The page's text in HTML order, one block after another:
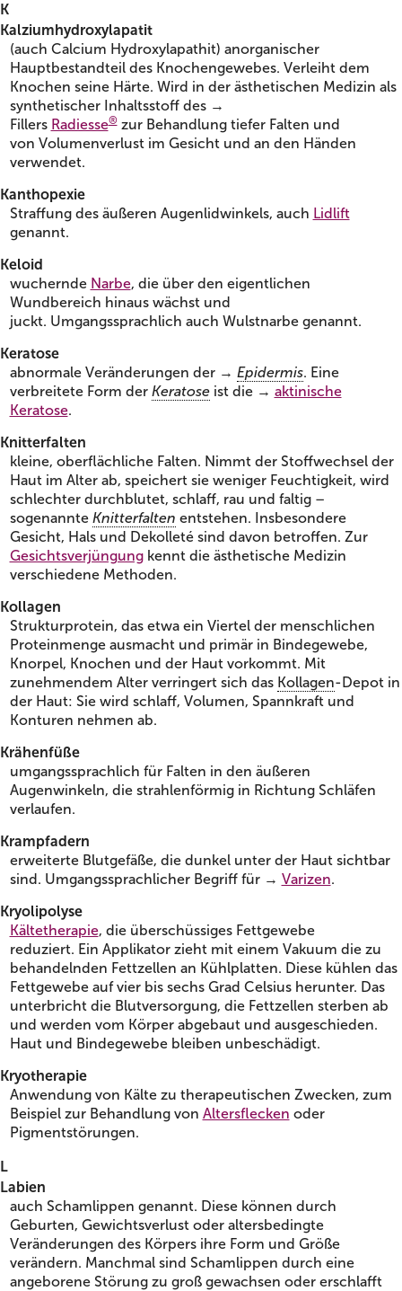
K
Kalziumhydroxylapatit
(auch Calcium Hydroxylapathit) anorganischer
Hauptbestandteil des Knochengewebes. Verleiht dem
Knochen seine Härte. Wird in der ästhetischen Medizin als
synthetischer Inhaltsstoff des →
Fillers Radiesse®zur Behandlung tiefer Falten und
von Volumenverlust im Gesicht und an den Händen
verwendet.
Kanthopexie
Straffung des äußeren Augenlidwinkels, auch Lidlift
genannt.
Keloid
wuchernde Narbe, die über den eigentlichen
Wundbereich hinaus wächst und
juckt. Umgangssprachlich auch Wulstnarbe genannt.
Keratose
abnormale Veränderungen der → Epidermis. Eine
verbreitete Form der Keratoseist die → aktinische
Keratose.
Knitterfalten
kleine, oberflächliche Falten. Nimmt der Stoffwechsel der
Haut im Alter ab, speichert sie weniger Feuchtigkeit, wird
schlechter durchblutet, schlaff, rau und faltig –
sogenannte Knitterfalten entstehen. Insbesondere
Gesicht, Hals und Dekolleté sind davon betroffen. Zur
Gesichtsverjüngungkennt die ästhetische Medizin
verschiedene Methoden.
Kollagen
Strukturprotein, das etwa ein Viertel der menschlichen
Proteinmenge ausmacht und primär in Bindegewebe,
Knorpel, Knochen und der Haut vorkommt. Mit
zunehmendem Alter verringert sich das Kollagen-Depot in
der Haut: Sie wird schlaff, Volumen, Spannkraft und
Konturen nehmen ab.
Krähenfüße
umgangssprachlich für Falten in den äußeren
Augenwinkeln, die strahlenförmig in Richtung Schläfen
verlaufen.
Krampfadern
erweiterte Blutgefäße, die dunkel unter der Haut sichtbar
sind. Umgangssprachlicher Begriff für → Varizen.
Kryolipolyse
Kältetherapie, die überschüssiges Fettgewebe
reduziert. Ein Applikator zieht mit einem Vakuum die zu
behandelnden Fettzellen an Kühlplatten. Diese kühlen das
Fettgewebe auf vier bis sechs Grad Celsius herunter. Das
unterbricht die Blutversorgung, die Fettzellen sterben ab
und werden vom Körper abgebaut und ausgeschieden.
Haut und Bindegewebe bleiben unbeschädigt.
Kryotherapie
Anwendung von Kälte zu therapeutischen Zwecken, zum
Beispiel zur Behandlung von Altersflecken oder
Pigmentstörungen.
L
Labien
auch Schamlippen genannt. Diese können durch
Geburten, Gewichtsverlust oder altersbedingte
Veränderungen des Körpers ihre Form und Größe
verändern. Manchmal sind Schamlippen durch eine
angeborene Störung zu groß gewachsen oder erschlafft